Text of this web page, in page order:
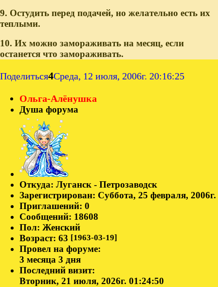
9. Остудить перед подачей, но желательно есть их
теплыми.
10. Их можно замораживать на месяц, если
останется что замораживать.
Поделиться4Среда, 12 июля, 2006г. 20:16:25
Ольга-Алёнушка
Душа форума
Откуда: Луганск - Петрозаводск
Зарегистрирован: Суббота, 25 февраля, 2006г.
Приглашений: 0
Сообщений: 18608
Пол: Женский
Возраст: 63 [1963-03-19]
Провел на форуме:
3 месяца 3 дня
Последний визит:
Вторник, 21 июля, 2026г. 01:24:50